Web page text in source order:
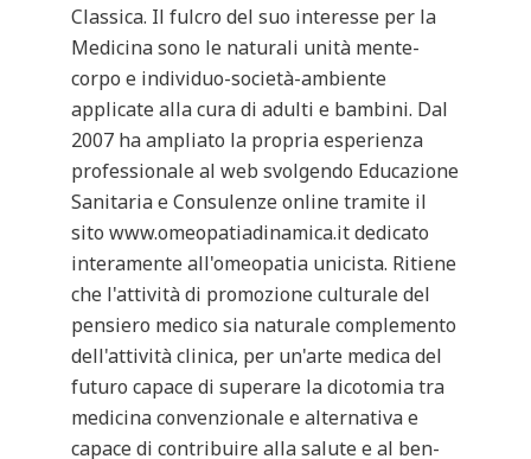
Classica. Il fulcro del suo interesse per la
Medicina sono le naturali unità mente-
corpo e individuo-società-ambiente
applicate alla cura di adulti e bambini. Dal
2007 ha ampliato la propria esperienza
professionale al web svolgendo Educazione
Sanitaria e Consulenze online tramite il
sito www.omeopatiadinamica.it dedicato
interamente all'omeopatia unicista. Ritiene
che l'attività di promozione culturale del
pensiero medico sia naturale complemento
dell'attività clinica, per un'arte medica del
futuro capace di superare la dicotomia tra
medicina convenzionale e alternativa e
capace di contribuire alla salute e al ben-